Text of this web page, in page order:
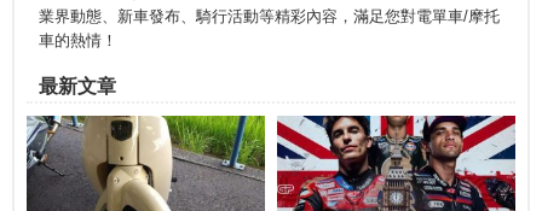
業界動態、新車發布、騎行活動等精彩內容，滿足您對電單車/摩托
車的熱情！
最新文章